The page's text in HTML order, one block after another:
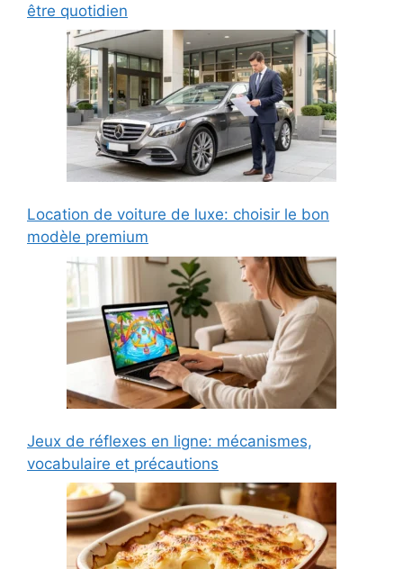
être quotidien
Location de voiture de luxe: choisir le bon
modèle premium
Jeux de réflexes en ligne: mécanismes,
vocabulaire et précautions